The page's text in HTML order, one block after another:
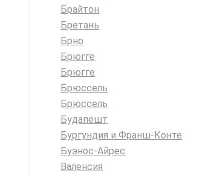
Брайтон
Бретань
Брно
Брюгге
Брюгге
Брюссель
Брюссель
Будапешт
Бургундия и Франш-Конте
Буэнос-Айрес
Валенсия